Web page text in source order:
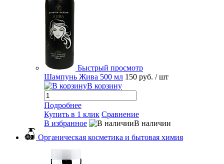
Быстрый просмотр
Шампунь Жива 500 мл 150 руб. / шт
В корзину
Подробнее
Купить в 1 клик Сравнение
В избранное
В наличии
Органическая косметика и бытовая химия